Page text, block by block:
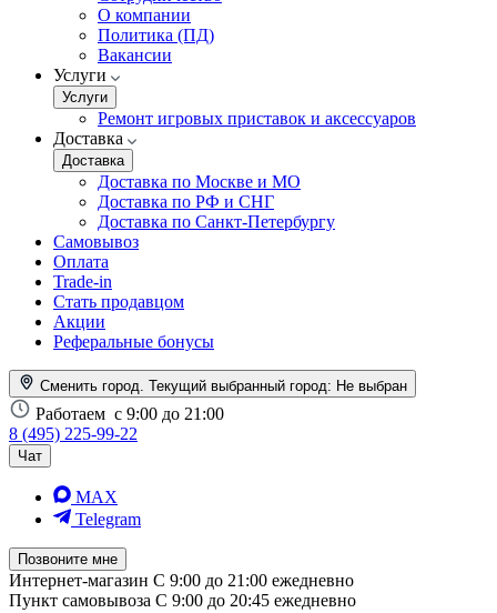
О компании
Политика (ПД)
Вакансии
Услуги
Услуги
Ремонт игровых приставок и аксессуаров
Доставка
Доставка
Доставка по Москве и МО
Доставка по РФ и СНГ
Доставка по Санкт-Петербургу
Самовывоз
Оплата
Trade-in
Стать продавцом
Акции
Реферальные бонусы
Сменить город. Текущий выбранный город: Не выбран
Работаем с 9:00 до 21:00
8 (495) 225-99-22
Чат
MAX
Telegram
Позвоните мне
Интернет-магазин С 9:00 до 21:00 ежедневно
Пункт самовывоза С 9:00 до 20:45 ежедневно